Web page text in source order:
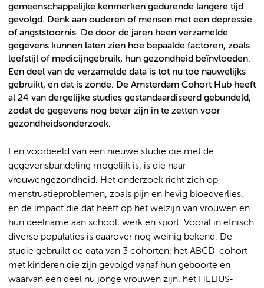
gemeenschappelijke kenmerken gedurende langere tijd
gevolgd. Denk aan ouderen of mensen met een depressie
of angststoornis. De door de jaren heen verzamelde
gegevens kunnen laten zien hoe bepaalde factoren, zoals
leefstijl of medicijngebruik, hun gezondheid beïnvloeden.
Een deel van de verzamelde data is tot nu toe nauwelijks
gebruikt, en dat is zonde. De Amsterdam Cohort Hub heeft
al 24 van dergelijke studies gestandaardiseerd gebundeld,
zodat de gegevens nog beter zijn in te zetten voor
gezondheidsonderzoek.
Een voorbeeld van een nieuwe studie die met de
gegevensbundeling mogelijk is, is die naar
vrouwengezondheid. Het onderzoek richt zich op
menstruatieproblemen, zoals pijn en hevig bloedverlies,
en de impact die dat heeft op het welzijn van vrouwen en
hun deelname aan school, werk en sport. Vooral in etnisch
diverse populaties is daarover nog weinig bekend. De
studie gebruikt de data van 3 cohorten: het ABCD-cohort
met kinderen die zijn gevolgd vanaf hun geboorte en
waarvan een deel nu jonge vrouwen zijn, het HELIUS-